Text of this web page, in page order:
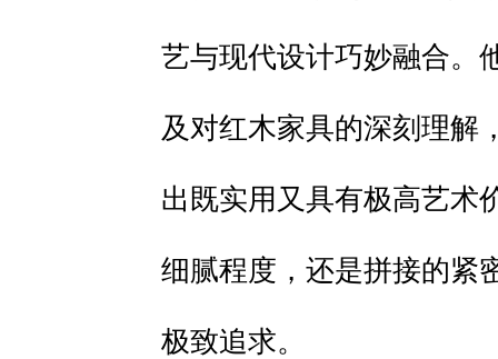
艺与现代设计巧妙融合。
及对红木家具的深刻理解
出既实用又具有极高艺术
细腻程度，还是拼接的紧
极致追求。